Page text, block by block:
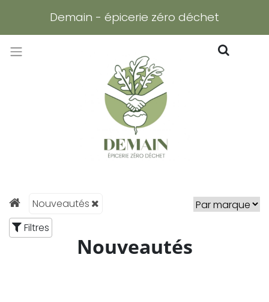
Demain - épicerie zéro déchet
Nouveautés
Filtres
Nouveautés